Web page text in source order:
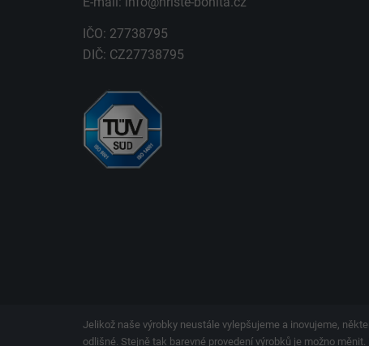
IČO: 27738795
DIČ: CZ27738795
Jelikož naše výrobky neustále vylepšujeme a inovujeme,
odlišné. Stejně tak barevné provedení výrobků je možno